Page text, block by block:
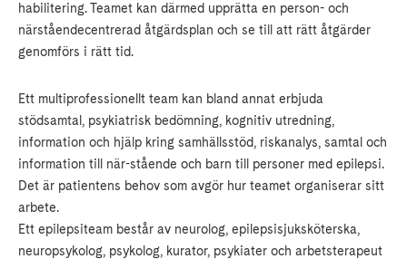
habilitering. Teamet kan därmed upprätta en person- och
närståendecentrerad åtgärdsplan och se till att rätt åtgärder
genomförs i rätt tid.
Ett multiprofessionellt team kan bland annat erbjuda
stödsamtal, psykiatrisk bedömning, kognitiv utredning,
information och hjälp kring samhällsstöd, riskanalys, samtal och
information till när-stående och barn till personer med epilepsi.
Det är patientens behov som avgör hur teamet organiserar sitt
arbete.
Ett epilepsiteam består av neurolog, epilepsisjuksköterska,
neuropsykolog, psykolog, kurator, psykiater och arbetsterapeut